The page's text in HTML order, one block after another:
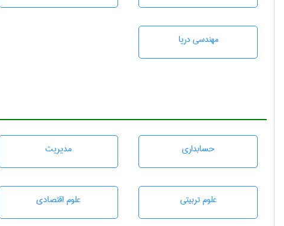
مهندسی دریا
حسابداری مديريت
علوم تربيتی علوم اقتصادی